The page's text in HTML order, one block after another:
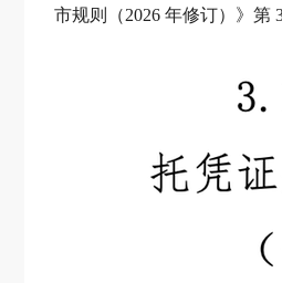
市规则（2026 年修订）》第